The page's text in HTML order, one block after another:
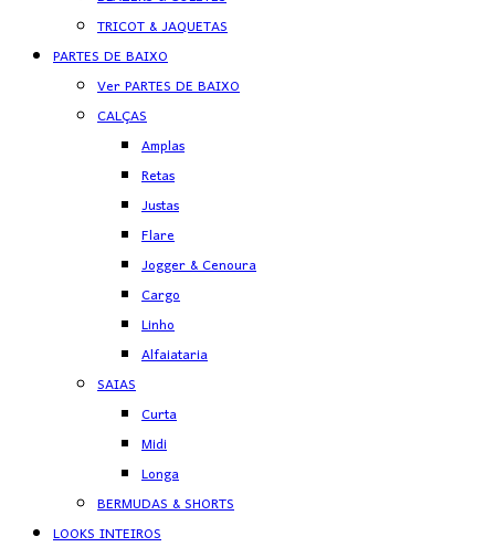
TRICOT & JAQUETAS
PARTES DE BAIXO
Ver PARTES DE BAIXO
CALÇAS
Amplas
Retas
Justas
Flare
Jogger & Cenoura
Cargo
Linho
Alfaiataria
SAIAS
Curta
Midi
Longa
BERMUDAS & SHORTS
LOOKS INTEIROS